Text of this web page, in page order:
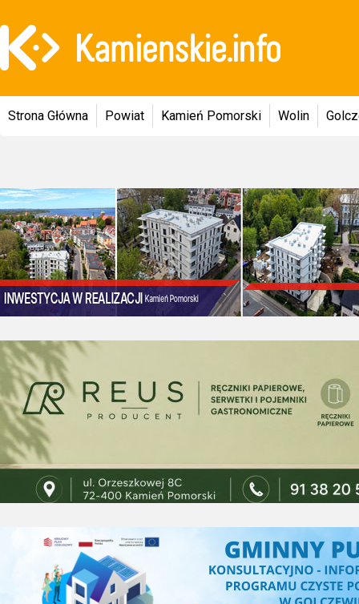
Strona Główna Powiat Kamień Pomorski Wolin